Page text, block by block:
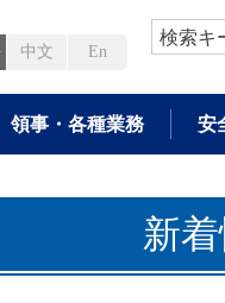
中文 En
検索キ
領事・各種業務 安
新